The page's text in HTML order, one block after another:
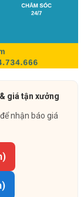
giá tận xưởng
nhận báo giá